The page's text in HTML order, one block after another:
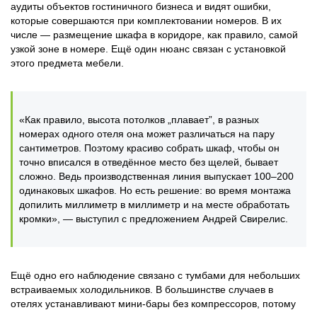
аудиты объектов гостиничного бизнеса и видят ошибки,
которые совершаются при комплектовании номеров. В их
числе — размещение шкафа в коридоре, как правило, самой
узкой зоне в номере. Ещё один нюанс связан с установкой
этого предмета мебели.
«Как правило, высота потолков „плавает”, в разных
номерах одного отеля она может различаться на пару
сантиметров. Поэтому красиво собрать шкаф, чтобы он
точно вписался в отведённое место без щелей, бывает
сложно. Ведь производственная линия выпускает 100‒200
одинаковых шкафов. Но есть решение: во время монтажа
допилить миллиметр в миллиметр и на месте обработать
кромки», — выступил с предложением Андрей Свирелис.
Ещё одно его наблюдение связано с тумбами для небольших
встраиваемых холодильников. В большинстве случаев в
отелях устанавливают мини-бары без компрессоров, потому